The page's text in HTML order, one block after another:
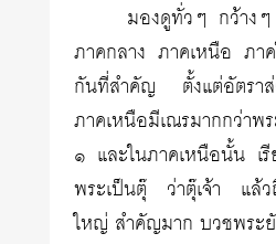
มองดูทั่วๆ กว้าง
ภาคกลาง ภาคเหนือ ภา
กันที่สำคัญ ตั้งแต่อัตราส่
ภาคเหนือมีเณรมากกว่า
๑ และในภาคเหนือนั้น เรี
พระเป็นตุ๊ ว่าตุ๊เจ้า แล้ว
ใหญ่ สำคัญมาก บวชพระยั